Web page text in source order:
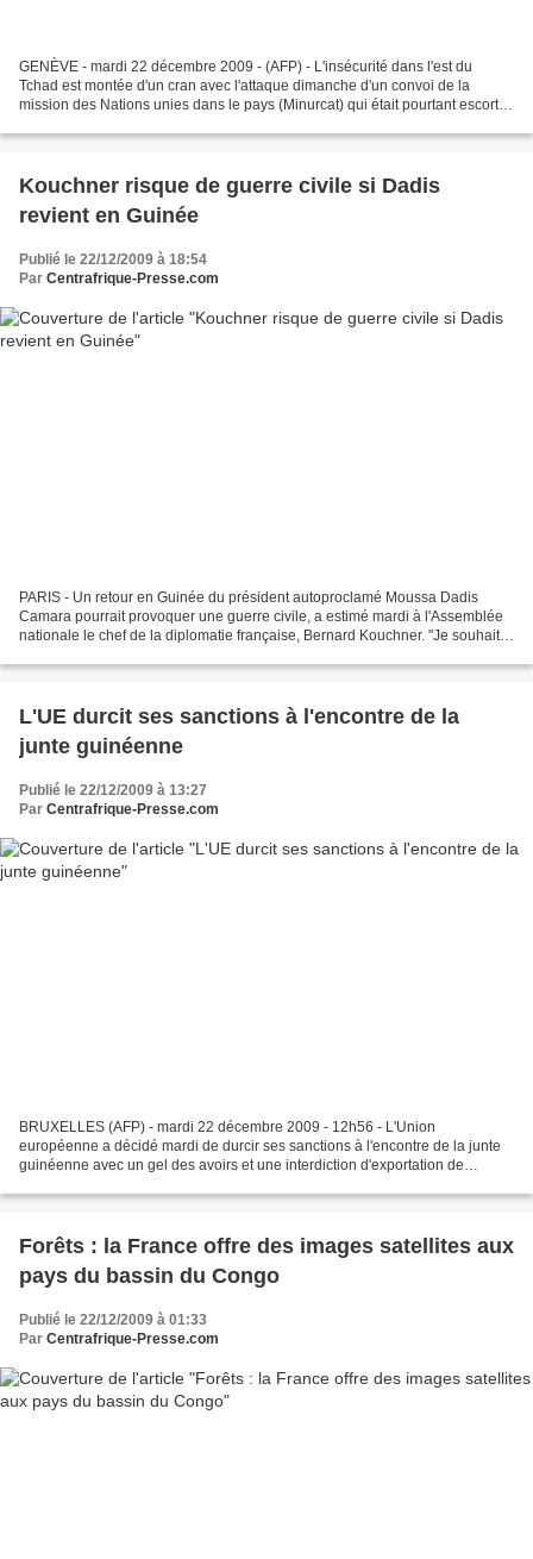
GENÈVE - mardi 22 décembre 2009 - (AFP) - L'insécurité dans l'est du
Tchad est montée d'un cran avec l'attaque dimanche d'un convoi de la
mission des Nations unies dans le pays (Minurcat) qui était pourtant escorté,
Kouchner risque de guerre civile si Dadis
revient en Guinée
Publié le 22/12/2009 à 18:54
Par Centrafrique-Presse.com
PARIS - Un retour en Guinée du président autoproclamé Moussa Dadis
Camara pourrait provoquer une guerre civile, a estimé mardi à l'Assemblée
nationale le chef de la diplomatie française, Bernard Kouchner. "Je souhaite
L'UE durcit ses sanctions à l'encontre de la
junte guinéenne
Publié le 22/12/2009 à 13:27
Par Centrafrique-Presse.com
BRUXELLES (AFP) - mardi 22 décembre 2009 - 12h56 - L'Union
européenne a décidé mardi de durcir ses sanctions à l'encontre de la junte
guinéenne avec un gel des avoirs et une interdiction d'exportation de
Forêts : la France offre des images satellites aux
pays du bassin du Congo
Publié le 22/12/2009 à 01:33
Par Centrafrique-Presse.com